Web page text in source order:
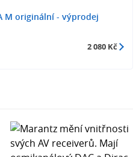
M originální - výprodej
2 080 Kč